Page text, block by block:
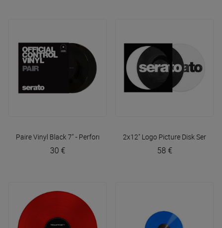
Paire Vinyl Black 7" - Performance Serato
30 €
2x12" Logo Picture DiskSerato
58 €